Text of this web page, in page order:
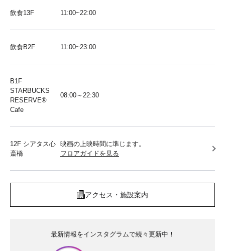
飲食13F 11:00~22:00
飲食B2F 11:00~23:00
B1F
STARBUCKS
RESERVE®︎
Cafe
08:00～22:30
12F シアタス心
斎橋
映画の上映時間に準じます。
フロアガイドを見る
アクセス・施設案内
最新情報をインスタグラムで続々更新中！